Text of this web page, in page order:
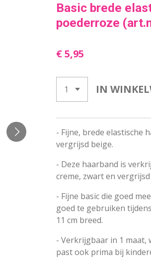
Basic brede
poederroze
€ 5,95
IN
- Fijne, brede elastische
vergrijsd beige.
- Deze haarband is
creme, zwart en
- Fijne basic die goed
goed te gebruiken
11 cm breed.
- Verkrijgbaar in 1 maat,
past ook prima bij